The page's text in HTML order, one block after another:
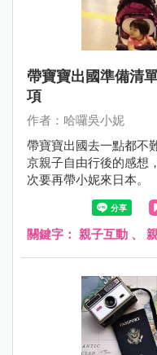
帶寶寶出國準備清
項
作者：哈囉吳小妮
帶寶寶出國去一點都不
京親子自由行後的感想
次要再帶小妮來日本。
關鍵字： 親子互動 、